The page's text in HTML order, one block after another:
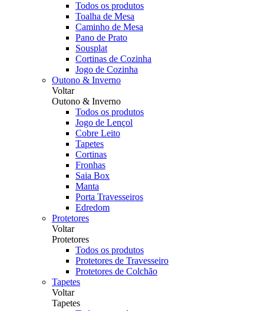
Todos os produtos
Toalha de Mesa
Caminho de Mesa
Pano de Prato
Sousplat
Cortinas de Cozinha
Jogo de Cozinha
Outono & Inverno
Voltar
Outono & Inverno
Todos os produtos
Jogo de Lençol
Cobre Leito
Tapetes
Cortinas
Fronhas
Saia Box
Manta
Porta Travesseiros
Edredom
Protetores
Voltar
Protetores
Todos os produtos
Protetores de Travesseiro
Protetores de Colchão
Tapetes
Voltar
Tapetes